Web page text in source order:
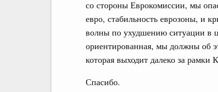
со стороны Еврокомиссии, мы
евро, стабильность еврозоны, и
волны по ухудшению ситуации в
ориентированная, мы должны об
которая выходит далеко за рамки
Спасибо.